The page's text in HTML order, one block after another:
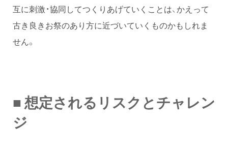
互に刺激・協同してつくりあげていくことは、かえって
古き良きお祭のあり方に近づいていくものかもしれま
せん。
■ 想定されるリスクとチャレン
ジ